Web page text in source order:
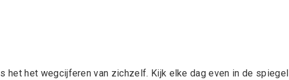
het het wegcijferen van zichzelf. Kijk elke dag even in de spiegel